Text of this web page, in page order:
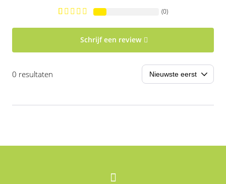
(0)
Schrijf een review
0 resultaten